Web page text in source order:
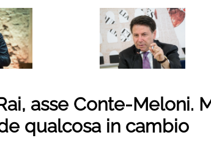
asse Conte-Meloni.
qualcosa in cambio